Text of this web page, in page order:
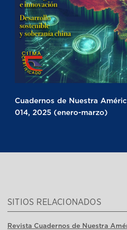
Cuadernos de Nuestra
014, 2025 (enero-marzo)
SITIOS RELACIONADOS
Revista Cuadernos de Nuestra